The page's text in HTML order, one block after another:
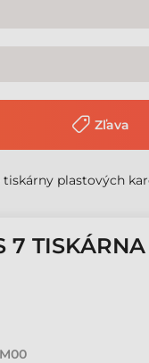
Zľava
tiskárny plastových
7